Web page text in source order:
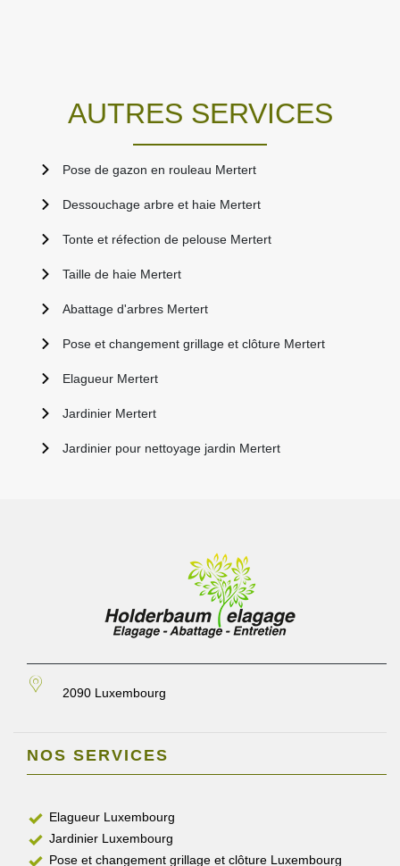
AUTRES SERVICES
Pose de gazon en rouleau Mertert
Dessouchage arbre et haie Mertert
Tonte et réfection de pelouse Mertert
Taille de haie Mertert
Abattage d'arbres Mertert
Pose et changement grillage et clôture Mertert
Elagueur Mertert
Jardinier Mertert
Jardinier pour nettoyage jardin Mertert
2090 Luxembourg
NOS SERVICES
Elagueur Luxembourg
Jardinier Luxembourg
Pose et changement grillage et clôture Luxembourg